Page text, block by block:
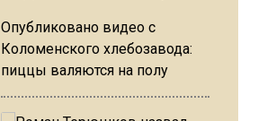
Опубликовано видео с
Коломенского хлебозавода:
пиццы валяются на полу